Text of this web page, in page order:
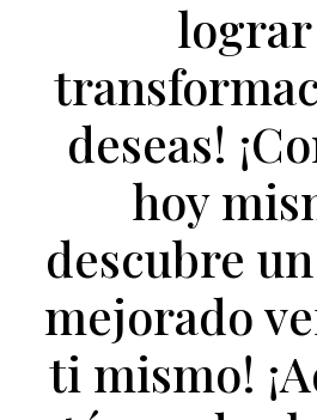
deseas!
hoy
descubre
mejorado
ti mismo!